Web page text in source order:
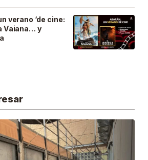
verano ‘de cine:
Vaiana… y